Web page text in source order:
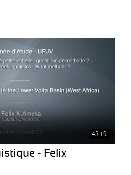
43:19
- Felix